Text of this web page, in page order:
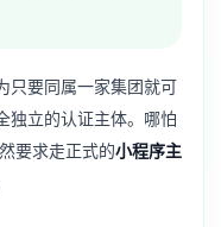
只要同属一家集团就可
独立的认证主体。哪怕
要求走正式的小程序主